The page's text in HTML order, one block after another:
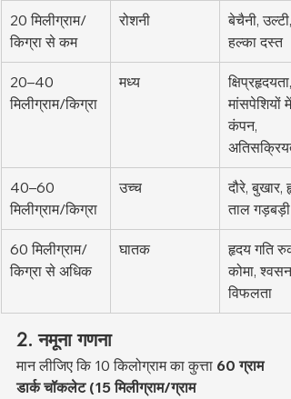
20 मिलीग्राम/
किग्रा से कम
रोशनी
बेचैनी, उल्टी,
हल्का दस्त
20–40
मिलीग्राम/किग्रा
मध्य
क्षिप्रहृदयता,
मांसपेशियों में
कंपन,
अतिसक्रियता
40–60
मिलीग्राम/किग्रा
उच्च
दौरे, बुखार,
ताल गड़बड़ी
60 मिलीग्राम/
किग्रा से अधिक
घातक
हृदय गति
कोमा, श्वसन
विफलता
2. नमूना गणना
मान लीजिए कि 10 किलोग्राम का कुत्ता 60 ग्राम
डार्क चॉकलेट (15 मिलीग्राम/ग्राम